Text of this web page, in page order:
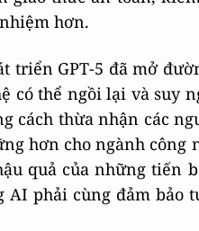
hơn.
triển GPT-5 đã mở
có thể ngồi lại và suy
cách thừa nhận các
hơn cho ngành công
quả của những tiến
AI phải cùng đảm bảo